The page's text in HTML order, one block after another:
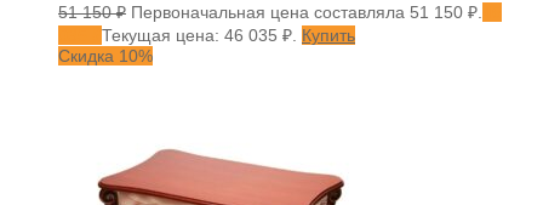
51 150₽ Первоначальная цена составляла 51 150 ₽.
Текущая цена: 46 035 ₽. Купить
Скидка 10%